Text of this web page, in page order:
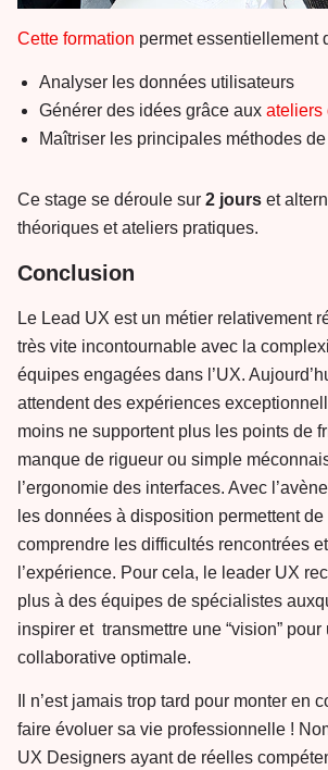
Cette formation permet essentiellement
Analyser les données utilisateurs
Générer des idées grâce aux ateliers
Maîtriser les principales méthodes de
Ce stage se déroule sur 2 jours et
théoriques et ateliers pratiques.
Conclusion
Le Lead UX est un métier relativement
très vite incontournable avec la
équipes engagées dans l’UX.
attendent des expériences
moins ne supportent plus les points de
manque de rigueur ou simple
l’ergonomie des interfaces. Avec
les données à disposition permettent
comprendre les difficultés rencontrées
l’expérience. Pour cela, le leader UX
plus à des équipes de spécialistes
inspirer et transmettre une “vision”
collaborative optimale.
Il n’est jamais trop tard pour monter en
faire évoluer sa vie professionnelle !
UX Designers ayant de réelles